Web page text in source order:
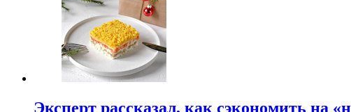
Эксперт рассказал, как сэкономить на